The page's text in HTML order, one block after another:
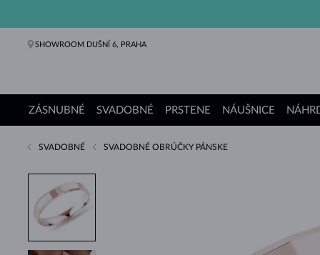
SHOWROOM DUŠNÍ 6, PRAHA
ZÁSNUBNÉ
Zásnubné prstene
SVADOBNÉ
Svadobné obrúčky
PRSTENE
Prstene
NÁUŠNICE
Náušnice
Náhrdelníky
Náramky
Perly
Šperky
Darčeky
Kolekcie KLENOTA
SVADOBNÉ SVADOBNÉ OBRÚČKY PÁNSKE